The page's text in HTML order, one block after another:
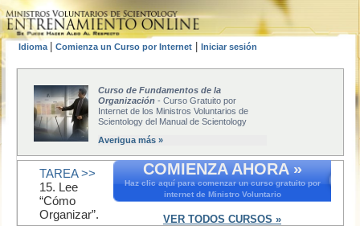
Idioma Comienza un Curso por Internet Iniciar sesión
Curso de Fundamentos de la
Organización - Curso Gratuito por
Internet de los Ministros Voluntarios de
Scientology del Manual de Scientology
Averigua más »
COMIENZA AHORA »
Haz clic aquí para comenzar un curso gratuito por
internet de Ministro Voluntario
VER TODOS CURSOS »
TAREA >>
15. Lee
“Cómo
Organizar”.